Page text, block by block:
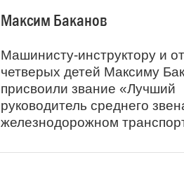
Максим Баканов
Машинисту-инструктору и
четверых детей Максиму
присвоили звание «Лучший
руководитель среднего
железнодорожном